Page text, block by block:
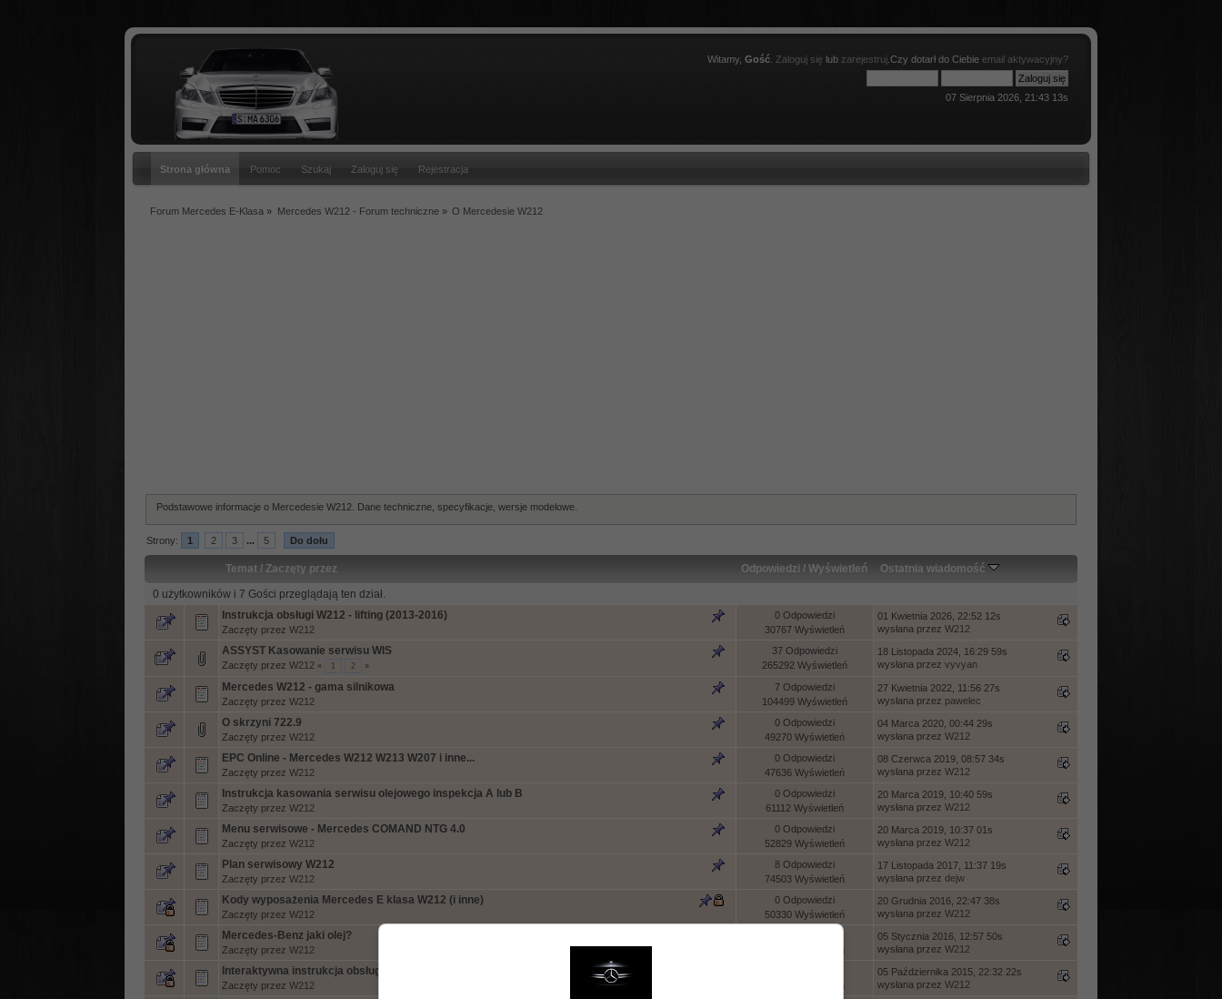
Witamy, Gość Zaloguj się lub zarejestruj .Czy dotarł do Ciebie email aktywacyjny?
07 Sierpnia 2026, 21:43 13s
Strona główna Pomoc Szukaj Zaloguj się Rejestracja
Forum Mercedes E-Klasa » Mercedes W212 - Forum techniczne» O Mercedesie W212
Podstawowe informacje o Mercedesie W212. Dane techniczne, specyfikacje, wersje modelowe.
Strony: 1 2 3 ... 5 Do dołu
Temat /Zaczęty przez Odpowiedzi / Wyświetleń
Ostatnia wiadomość
0 użytkowników i 7 Gości przeglądają ten dział.
Instrukcja obsługi W212 - lifting (2013-2016)
Zaczęty przez W212
0 Odpowiedzi
30767 Wyświetleń
01 Kwietnia 2026, 22:52 12s
wysłana przez W212
ASSYST Kasowanie serwisu WIS
Zaczęty przez W212 « 1 2 »
37 Odpowiedzi
265292 Wyświetleń
18 Listopada 2024, 16:29 59s
wysłana przez vyvyan
Mercedes W212 - gama silnikowa
Zaczęty przez W212
7 Odpowiedzi
104499 Wyświetleń
27 Kwietnia 2022, 11:56 27s
wysłana przez pawelec
O skrzyni 722.9
Zaczęty przez W212
0 Odpowiedzi
49270 Wyświetleń
04 Marca 2020, 00:44 29s
wysłana przez W212
EPC Online - Mercedes W212 W213 W207 i inne...
Zaczęty przez W212
0 Odpowiedzi
47636 Wyświetleń
08 Czerwca 2019, 08:57 34s
wysłana przez W212
Instrukcja kasowania serwisu olejowego inspekcja A lub B
Zaczęty przez W212
0 Odpowiedzi
61112 Wyświetleń
20 Marca 2019, 10:40 59s
wysłana przez W212
Menu serwisowe - Mercedes COMAND NTG 4.0
Zaczęty przez W212
0 Odpowiedzi
52829 Wyświetleń
20 Marca 2019, 10:37 01s
wysłana przez W212
Plan serwisowy W212
Zaczęty przez W212
8 Odpowiedzi
74503 Wyświetleń
17 Listopada 2017, 11:37 19s
wysłana przez dejw
Kody wyposażenia Mercedes E klasa W212 (i inne)
Zaczęty przez W212
0 Odpowiedzi
50330 Wyświetleń
20 Grudnia 2016, 22:47 38s
wysłana przez W212
Mercedes-Benz jaki olej?
Zaczęty przez W212
51178 Wyświetleń
05 Stycznia 2016, 12:57 50s
wysłana przez W212
Interaktywna instrukcja obsługi [PL] oraz [ENG]
Zaczęty przez W212
77405 Wyświetleń
05 Października 2015, 22:32 22s
wysłana przez W212